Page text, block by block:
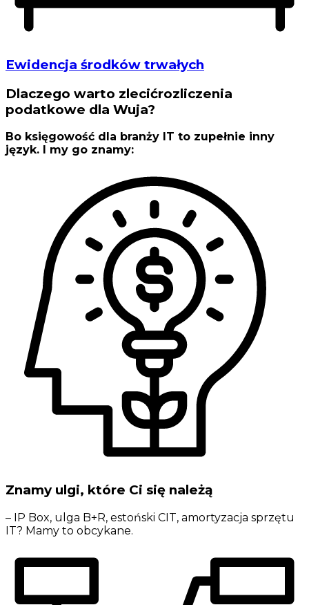
Ewidencja środków trwałych
Dlaczego warto zlecićrozliczenia
podatkowe dla Wuja?
Bo księgowość dla branży IT to zupełnie inny
język. I my go znamy:
Znamy ulgi, które Ci się należą
– IP Box, ulga B+R, estoński CIT, amortyzacja sprzętu
IT? Mamy to obcykane.